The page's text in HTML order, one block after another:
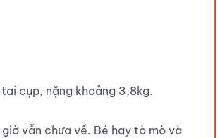
vẫn chưa về. Bé hay tò mò và